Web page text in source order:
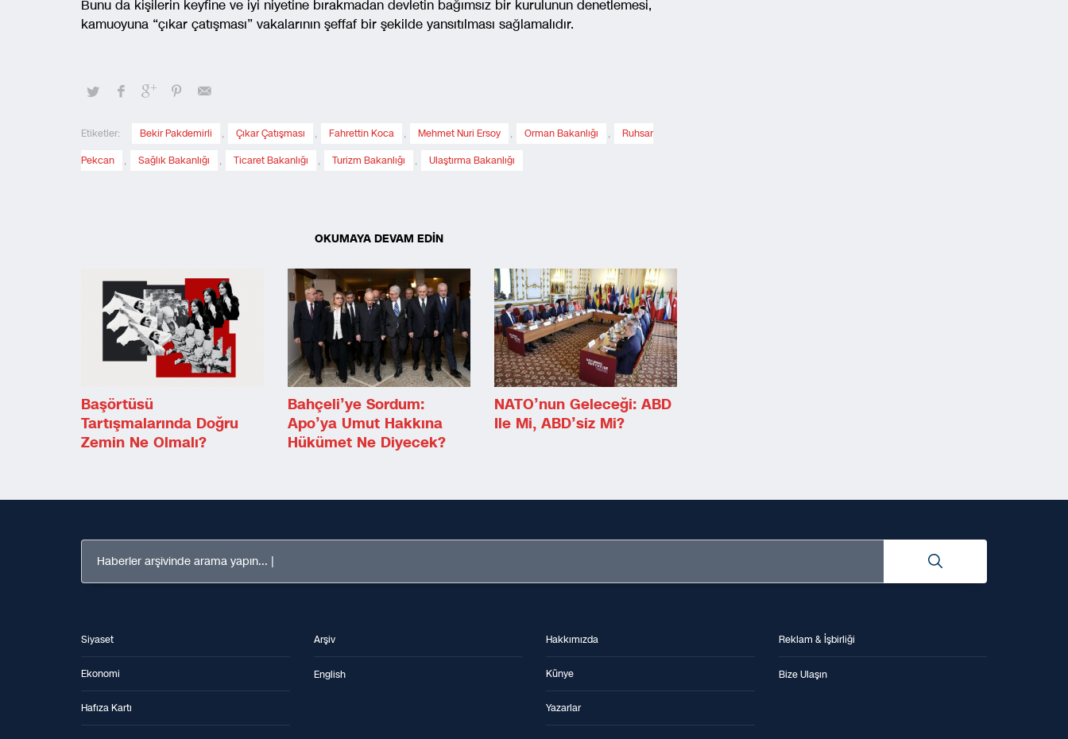
Bunu da kişilerin keyfine ve iyi niyetine bırakmadan devletin bağımsız bir kurulunun denetlemesi,
kamuoyuna “çıkar çatışması” vakalarının şeffaf bir şekilde yansıtılması sağlamalıdır.
Etiketler: Bekir Pakdemirli , Çıkar Çatışması , Fahrettin Koca , Mehmet Nuri Ersoy , Orman Bakanlığı , Ruhsar
Pekcan , Sağlık Bakanlığı , Ticaret Bakanlığı , Turizm Bakanlığı , Ulaştırma Bakanlığı
OKUMAYA DEVAM EDİN
Başörtüsü
Tartışmalarında Doğru
Zemin Ne Olmalı?
Bahçeli’ye Sordum:
Apo’ya Umut Hakkına
Hükümet Ne Diyecek?
NATO’nun Geleceği: ABD
Ile Mi, ABD’siz Mi?
Haberler arşivinde arama yapın...
Siyaset
Ekonomi
Hafıza Kartı
Arşiv
English
Hakkımızda
Künye
Yazarlar
Reklam & İşbirliği
Bize Ulaşın